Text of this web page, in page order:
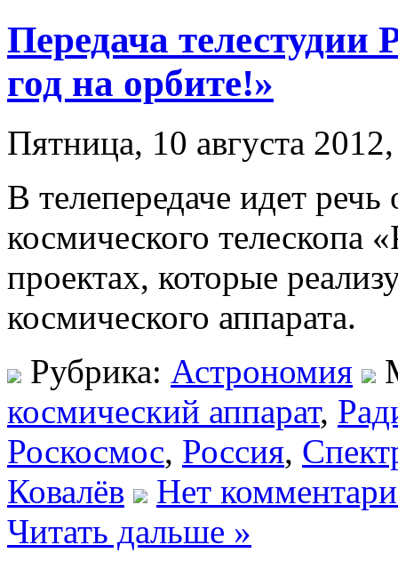
Передача телестудии
год на орбите!»
Пятница, 10 августа
В телепередаче идет речь
космического телескопа
проектах, которые
космического аппарата.
Рубрика: Астрономия
космический аппарат,
Роскосмос, Россия,
Ковалёв
Нет
Читать дальше »